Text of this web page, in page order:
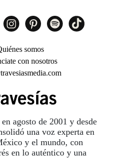
agosto de 2001 y desde
una voz experta en
y el mundo, con
en lo auténtico y una
somos
con nosotros